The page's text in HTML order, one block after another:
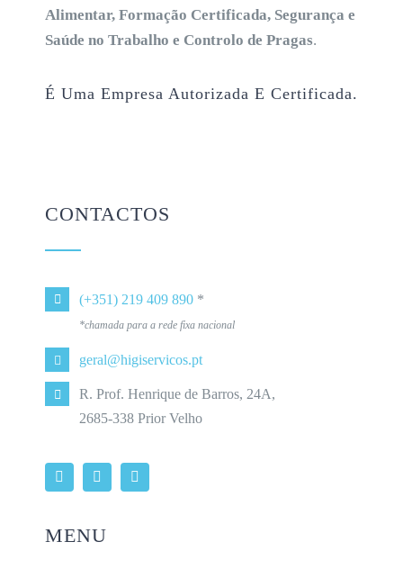
Alimentar, Formação Certificada, Segurança e
Saúde no Trabalho e Controlo de Pragas.
É Uma Empresa Autorizada E Certificada.
CONTACTOS
(+351) 219 409 890 *
*chamada para a rede fixa nacional
geral@higiservicos.pt
R. Prof. Henrique de Barros, 24A,
2685-338 Prior Velho
MENU